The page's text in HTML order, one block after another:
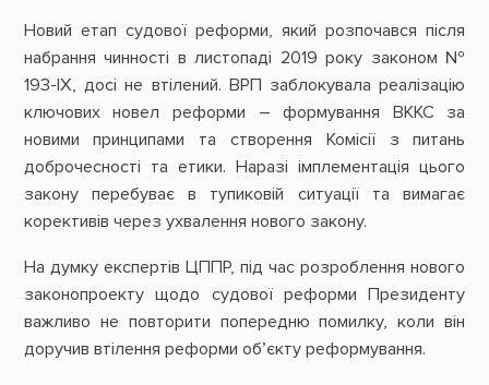
Новий етап судової реформи, який розпочався після
набрання чинності в листопаді 2019 року законом №
193-ІХ, досі не втілений. ВРП заблокувала реалізацію
ключових новел реформи – формування ВККС за
новими принципами та створення Комісії з питань
доброчесності та етики. Наразі імплементація цього
закону перебуває в тупиковій ситуації та вимагає
корективів через ухвалення нового закону.
На думку експертів ЦППР, під час розроблення нового
законопроекту щодо судової реформи Президенту
важливо не повторити попередню помилку, коли він
доручив втілення реформи об’єкту реформування.